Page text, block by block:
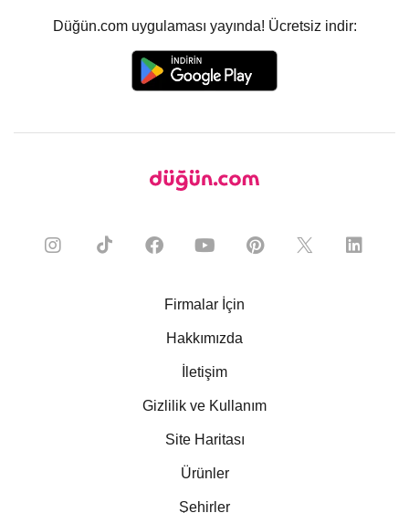
Düğün.com uygulaması yayında! Ücretsiz indir:
Firmalar İçin
Hakkımızda
İletişim
Gizlilik ve Kullanım
Site Haritası
Ürünler
Şehirler